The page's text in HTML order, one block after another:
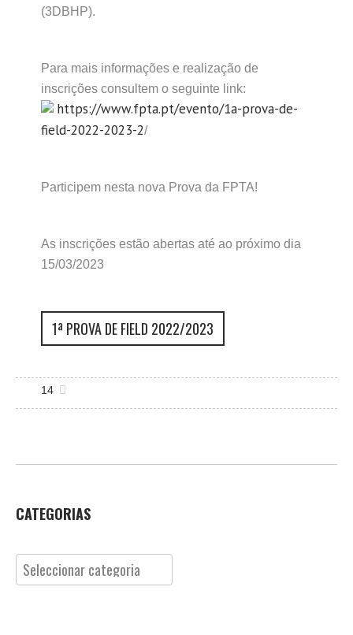
(3DBHP).
Para mais informações e realização de
inscrições consultem o seguinte link:
https://www.fpta.pt/evento/1a-prova-de-
field-2022-2023-2/
Participem nesta nova Prova da FPTA!
As inscrições estão abertas até ao próximo dia
15/03/2023
1ª PROVA DE FIELD 2022/2023
14
CATEGORIAS
Categorias